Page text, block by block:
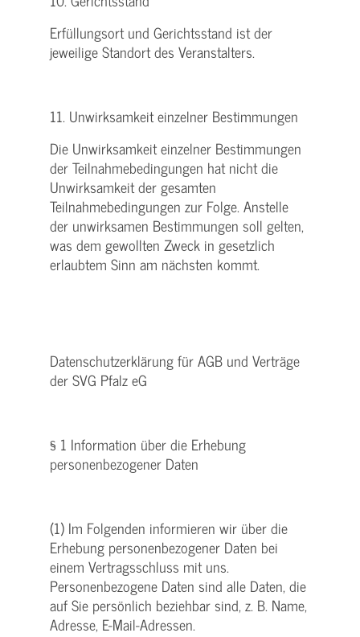
Erfüllungsort und Gerichtsstand ist der
jeweilige Standort des Veranstalters.
11. Unwirksamkeit einzelner Bestimmungen
Die Unwirksamkeit einzelner Bestimmungen
der Teilnahmebedingungen hat nicht die
Unwirksamkeit der gesamten
Teilnahmebedingungen zur Folge. Anstelle
der unwirksamen Bestimmungen soll gelten,
was dem gewollten Zweck in gesetzlich
erlaubtem Sinn am nächsten kommt.
Datenschutzerklärung für AGB und Verträge
der SVG Pfalz eG
§ 1 Information über die Erhebung
personenbezogener Daten
(1) Im Folgenden informieren wir über die
Erhebung personenbezogener Daten bei
einem Vertragsschluss mit uns.
Personenbezogene Daten sind alle Daten, die
auf Sie persönlich beziehbar sind, z. B. Name,
Adresse, E-Mail-Adressen.